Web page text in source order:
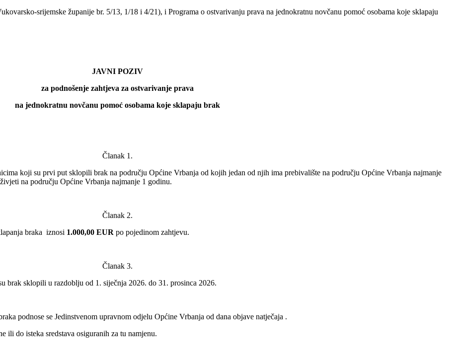
srijemske županije br. 5/13, 1/18 i 4/21), i Programa o ostvarivanju prava na jednokratnu novčanu pomoć osobama koje sklapaju
JAVNI POZIV
za podnošenje zahtjeva za ostvarivanje prava
na jednokratnu novčanu pomoć osobama koje sklapaju brak
Članak 1.
koji su prvi put sklopili brak na području Općine Vrbanja od kojih jedan od njih ima prebivalište na području Općine Vrbanja najmanje
na području Općine Vrbanja najmanje 1 godinu.
Članak 2.
braka iznosi 1.000,00 EUR po pojedinom zahtjevu.
Članak 3.
brak sklopili u razdoblju od 1. siječnja 2026. do 31. prosinca 2026.
podnose se Jedinstvenom upravnom odjelu Općine Vrbanja od dana objave natječaja .
ili do isteka sredstava osiguranih za tu namjenu.